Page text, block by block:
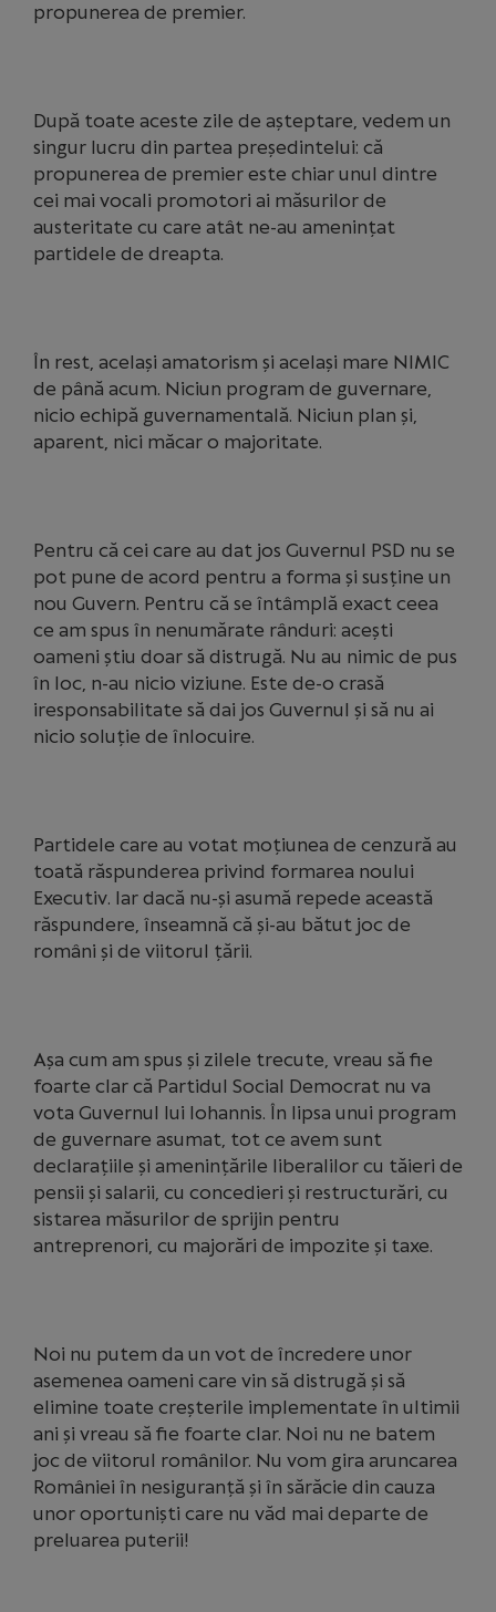
propunerea de premier.
După toate aceste zile de așteptare, vedem un
singur lucru din partea președintelui: că
propunerea de premier este chiar unul dintre
cei mai vocali promotori ai măsurilor de
austeritate cu care atât ne-au amenințat
partidele de dreapta.
În rest, același amatorism și același mare NIMIC
de până acum. Niciun program de guvernare,
nicio echipă guvernamentală. Niciun plan și,
aparent, nici măcar o majoritate.
Pentru că cei care au dat jos Guvernul PSD nu se
pot pune de acord pentru a forma și susține un
nou Guvern. Pentru că se întâmplă exact ceea
ce am spus în nenumărate rânduri: acești
oameni știu doar să distrugă. Nu au nimic de pus
în loc, n-au nicio viziune. Este de-o crasă
iresponsabilitate să dai jos Guvernul și să nu ai
nicio soluție de înlocuire.
Partidele care au votat moțiunea de cenzură au
toată răspunderea privind formarea noului
Executiv. Iar dacă nu-și asumă repede această
răspundere, înseamnă că și-au bătut joc de
români și de viitorul țării.
Așa cum am spus și zilele trecute, vreau să fie
foarte clar că Partidul Social Democrat nu va
vota Guvernul lui Iohannis. În lipsa unui program
de guvernare asumat, tot ce avem sunt
declarațiile și amenințările liberalilor cu tăieri de
pensii și salarii, cu concedieri și restructurări, cu
sistarea măsurilor de sprijin pentru
antreprenori, cu majorări de impozite și taxe.
Noi nu putem da un vot de încredere unor
asemenea oameni care vin să distrugă și să
elimine toate creșterile implementate în ultimii
ani și vreau să fie foarte clar. Noi nu ne batem
joc de viitorul românilor. Nu vom gira aruncarea
României în nesiguranță și în sărăcie din cauza
unor oportuniști care nu văd mai departe de
preluarea puterii!